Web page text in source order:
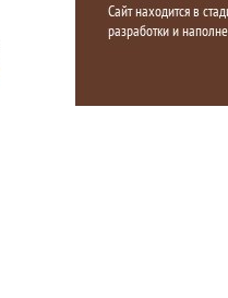
Сайт находится в
разработки и